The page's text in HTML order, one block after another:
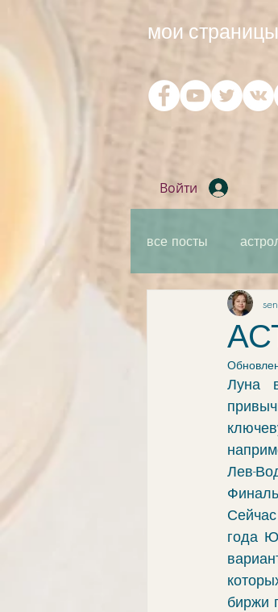
мои
Войти
все посты
практическая
элементы
ингрессии в
Луна
Лев-
года
биржи